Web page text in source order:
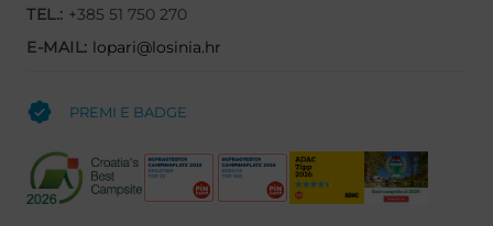
TEL.: +385 51 750 270
E-MAIL: lopari@losinia.hr
PREMI E BADGE